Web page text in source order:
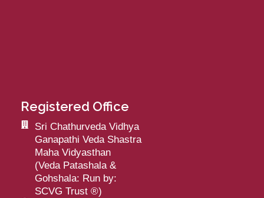
Registered Office
Sri Chathurveda Vidhya
Ganapathi Veda Shastra
Maha Vidyasthan
(Veda Patashala &
Gohshala: Run by:
SCVG Trust ®)